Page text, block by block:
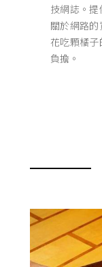
技網誌。
關於網路
花吃顆橘
負擔。